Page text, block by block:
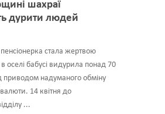
шахраї
дурити людей
стала жертвою
оселі бабусі видурила понад 70
приводом надуманого обміну
14 квітня до
...